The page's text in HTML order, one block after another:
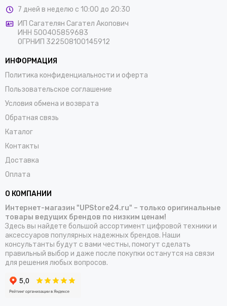
7 дней в неделю с 10:00 до 20:30
ИП Сагателян Сагател Акопович
ИНН 500405859683
ОГРНИП 322508100145912
ИНФОРМАЦИЯ
Политика конфиденциальности и оферта
Пользовательское соглашение
Условия обмена и возврата
Обратная связь
Каталог
Контакты
Доставка
Оплата
О КОМПАНИИ
Интернет-магазин "UPStore24.ru" – только оригинальные
товары ведущих брендов по низким ценам!
Здесь вы найдете большой ассортимент цифровой техники и
аксессуаров популярных надежных брендов. Наши
консультанты будут с вами честны, помогут сделать
правильный выбор и даже после покупки останутся на связи
для решения любых вопросов.